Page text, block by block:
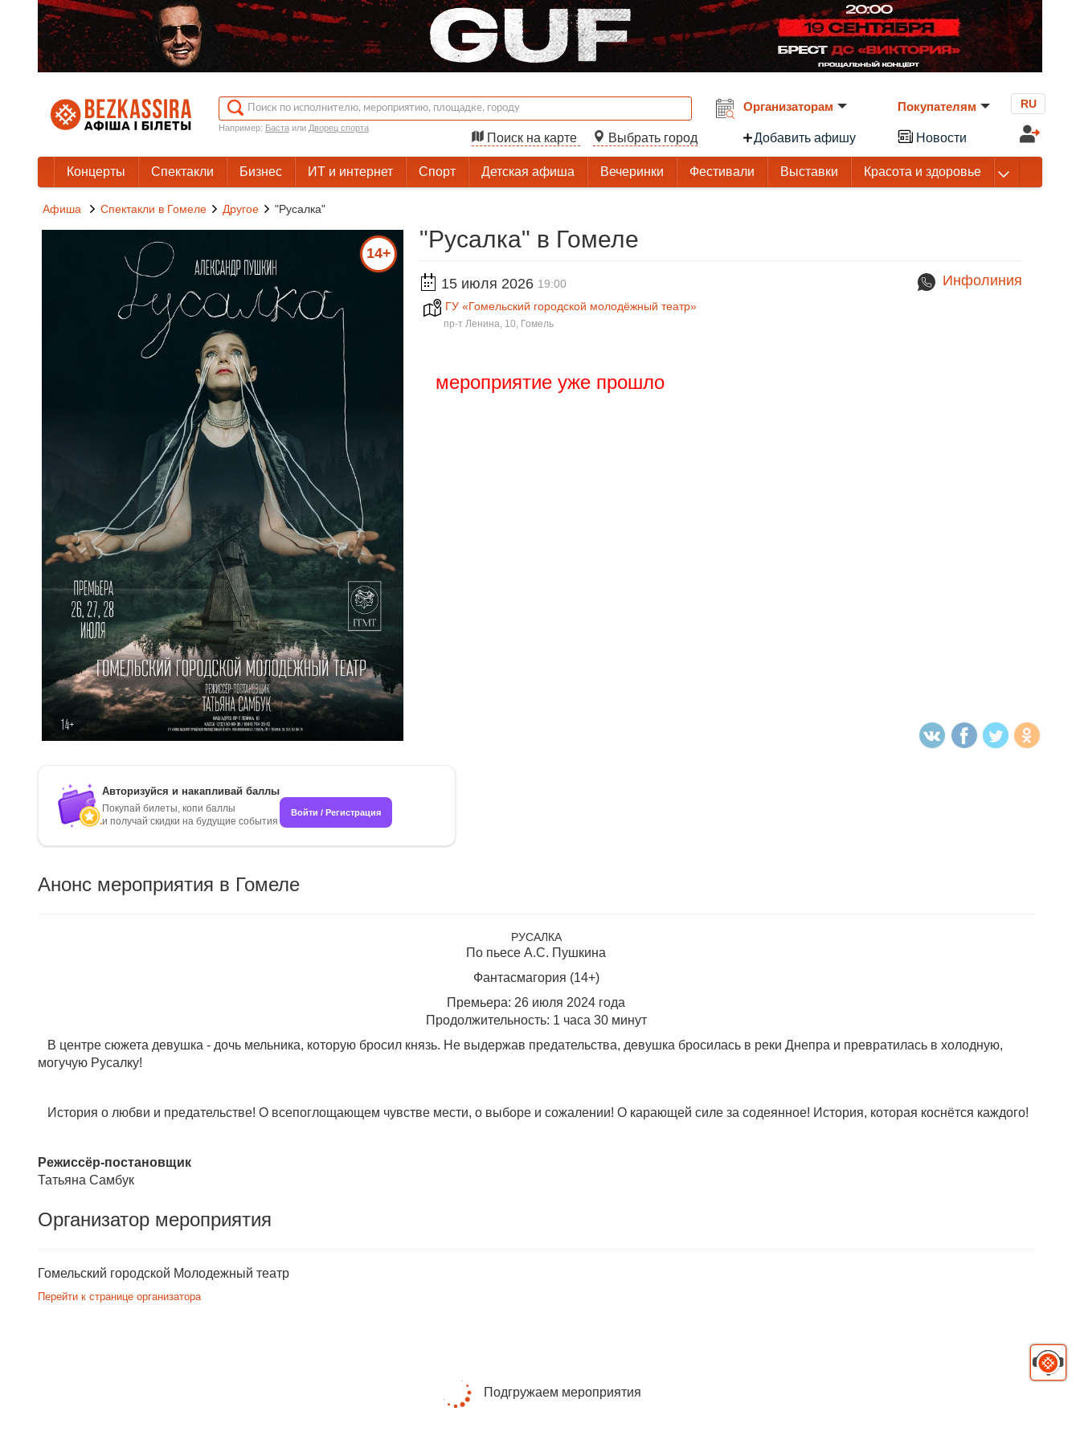
Например: Бастаили Дворец спорта
Поиск на карте Выбрать город
Организаторам
Добавить афишу
Покупателям
Новости
RU
Концерты Спектакли Бизнес ИТ и интернет Спорт Детская афиша Вечеринки Фестивали Выставки Красота и здоровье
Афиша Спектакли в Гомеле Другое "Русалка"
14+
"Русалка" в Гомеле
15 июля 2026 19:00
ГУ «Гомельский городской молодёжный театр»
пр-т Ленина, 10, Гомель
Инфолиния
мероприятие уже прошло
Авторизуйся и накапливай баллы
Покупай билеты, копи баллы
и получай скидки на будущие события
Войти / Регистрация
Анонс мероприятия в Гомеле
РУСАЛКА
По пьесе А.С. Пушкина
Фантасмагория (14+)
Премьера: 26 июля 2024 года
Продолжительность: 1 часа 30 минут
В центре сюжета девушка - дочь мельника, которую бросил князь. Не выдержав предательства, девушка бросилась в реки Днепра и превратилась в холодную,
могучую Русалку!
История о любви и предательстве! О всепоглощающем чувстве мести, о выборе и сожалении! О карающей силе за содеянное! История, которая коснётся каждого!
Режиссёр-постановщик
Татьяна Самбук
Организатор мероприятия
Гомельский городской Молодежный театр
Перейти к странице организатора
Подгружаем мероприятия